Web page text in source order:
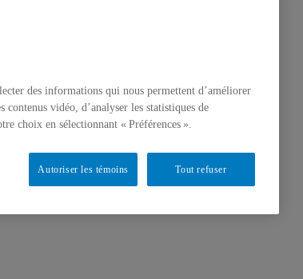
des informations qui nous permettent d’améliorer
vidéo, d’analyser les statistiques de
choix en sélectionnant « Préférences ».
Tout refuser
Autoriser les témoins